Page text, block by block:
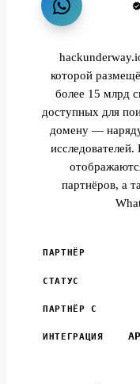
которой
более 15 млрд
доступных для
домену —
партнёров, а
ПАРТНЁР
СТАТУС
ПАРТНЁР С
ИНТЕГРАЦИЯ